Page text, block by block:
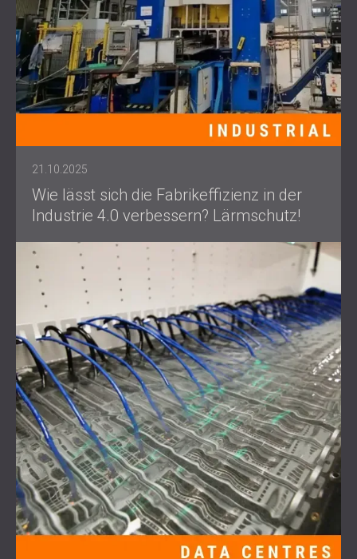
21.10.2025
Wie lässt sich die Fabrikeffizienz in der
Industrie 4.0 verbessern? Lärmschutz!